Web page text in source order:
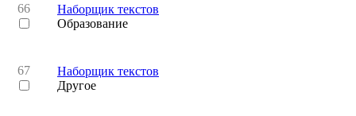
66
Наборщик текстов
Образование
67
Наборщик текстов
Другое